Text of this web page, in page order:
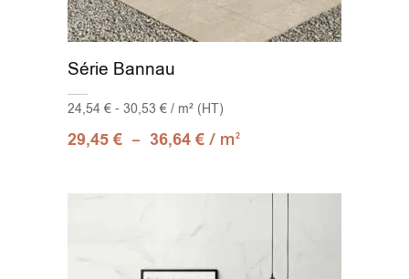
Série Bannau
24,54 € - 30,53 € / m² (HT)
29,45€ – 36,64€ / m2